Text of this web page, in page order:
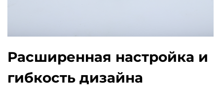
Расширенная настройка и
гибкость дизайна